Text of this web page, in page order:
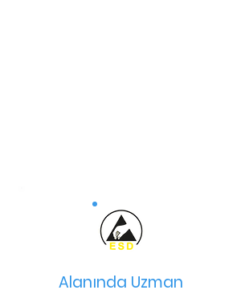
Alanında Uzman